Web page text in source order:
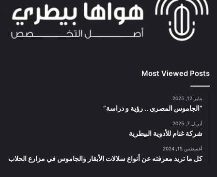
Most Viewed Posts
يناير 12, 2025
“الجاموس المصري .. رؤية و دراسة”
أبريل 7, 2025
شركة غنام للأدوية البيطرية
أغسطس 15, 2024
كل ما تريد معرفته عن أنواع سلالات الأبقار والجاموس في مزارع الحلاب